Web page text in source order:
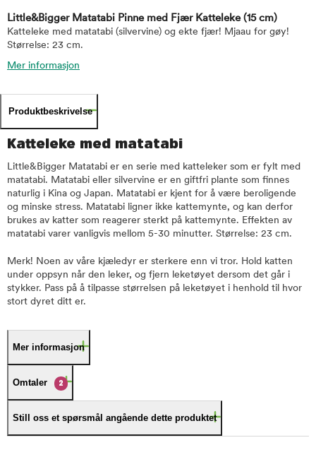
Little&Bigger Matatabi Pinne med Fjær Katteleke (15 cm)
Katteleke med matatabi (silvervine) og ekte fjær! Mjaau for gøy!
Størrelse: 23 cm.
Mer informasjon
Produktbeskrivelse
Katteleke med matatabi
Little&Bigger Matatabi er en serie med katteleker som er fylt med
matatabi. Matatabi eller silvervine er en giftfri plante som finnes
naturlig i Kina og Japan. Matatabi er kjent for å være beroligende
og minske stress. Matatabi ligner ikke kattemynte, og kan derfor
brukes av katter som reagerer sterkt på kattemynte. Effekten av
matatabi varer vanligvis mellom 5-30 minutter. Størrelse: 23 cm.
Merk! Noen av våre kjæledyr er sterkere enn vi tror. Hold katten
under oppsyn når den leker, og fjern leketøyet dersom det går i
stykker. Pass på å tilpasse størrelsen på leketøyet i henhold til hvor
stort dyret ditt er.
Mer informasjon
Omtaler 2
Still oss et spørsmål angående dette produktet